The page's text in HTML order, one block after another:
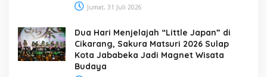
Jumat, 31 Juli 2026
Dua Hari Menjelajah “Little Japan” di
Cikarang, Sakura Matsuri 2026 Sulap
Kota Jababeka Jadi Magnet Wisata
Budaya